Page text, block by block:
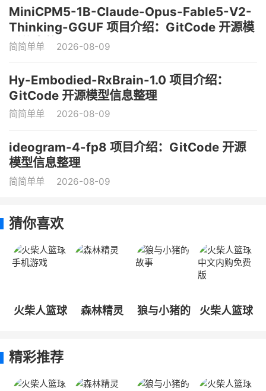
MiniCPM5-1B-Claude-Opus-Fable5-V2-
Thinking-GGUF 项目介绍：GitCode 开源模
型信息整理
简简单单 2026-08-09
Hy-Embodied-RxBrain-1.0 项目介绍：
GitCode 开源模型信息整理
简简单单 2026-08-09
ideogram-4-fp8 项目介绍：GitCode 开源
模型信息整理
简简单单 2026-08-09
猜你喜欢
火柴人篮球
森林精灵
狼与小猪的
火柴人篮球
精彩推荐